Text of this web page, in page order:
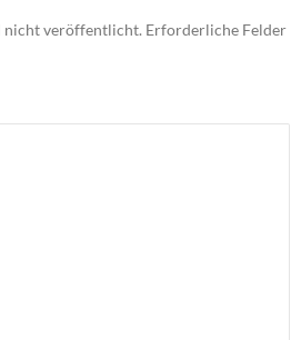
nicht veröffentlicht. Erforderliche Felder